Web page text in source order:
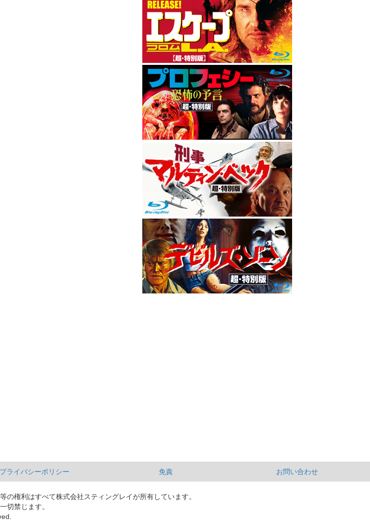
プライバシーポリシー 免責 お問い合わせ
の権利はすべて株式会社スティングレイが所有しています。
切禁じます。